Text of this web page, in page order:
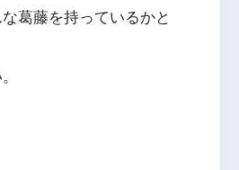
葛藤を持っているかと